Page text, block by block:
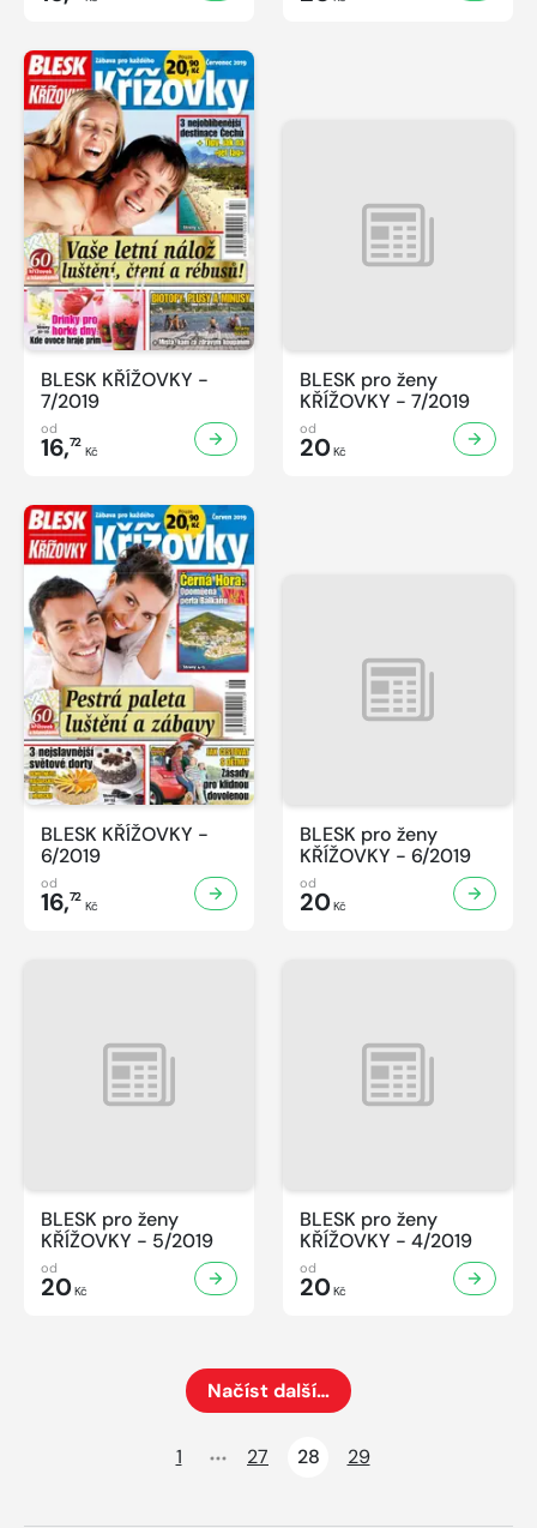
BLESK KŘÍŽOVKY -
7/2019
od
16,72
Kč
BLESK pro ženy
KŘÍŽOVKY - 7/2019
od
20Kč
BLESK KŘÍŽOVKY -
6/2019
od
16,72
Kč
BLESK pro ženy
KŘÍŽOVKY - 6/2019
od
20Kč
BLESK pro ženy
KŘÍŽOVKY - 5/2019
od
20Kč
BLESK pro ženy
KŘÍŽOVKY - 4/2019
od
20Kč
Načíst další…
1
27 28 29